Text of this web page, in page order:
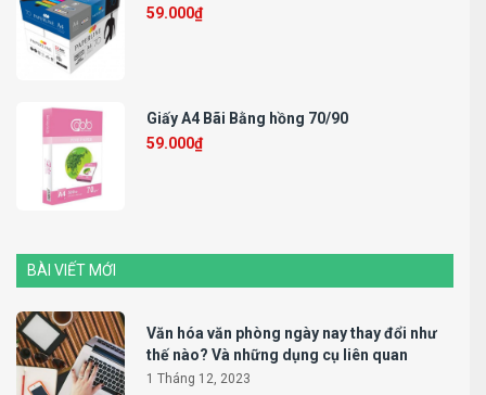
59.000₫
Giấy A4 Bãi Bằng hồng 70/90
59.000₫
BÀI VIẾT MỚI
Văn hóa văn phòng ngày nay thay đổi như
thế nào? Và những dụng cụ liên quan
1 Tháng 12, 2023